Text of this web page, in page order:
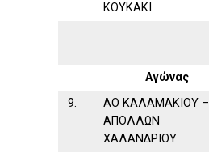
ΚΟΥΚΑΚΙ
Αγώνας
9.
ΑΟ ΚΑΛΑΜΑΚΙΟΥ –
ΑΠΟΛΛΩΝ
ΧΑΛΑΝΔΡΙΟΥ